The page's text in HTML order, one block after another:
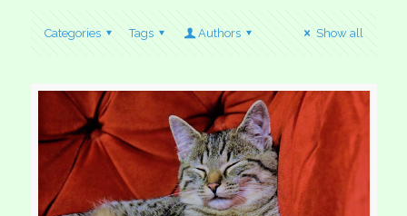
Categories Tags Authors Show all